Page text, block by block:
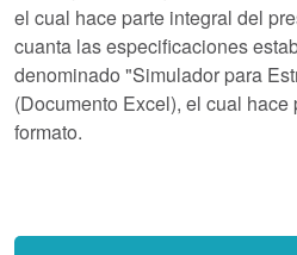
el cual hace parte integral del
cuanta las especificaciones
denominado "Simulador para
(Documento Excel), el cual
formato.